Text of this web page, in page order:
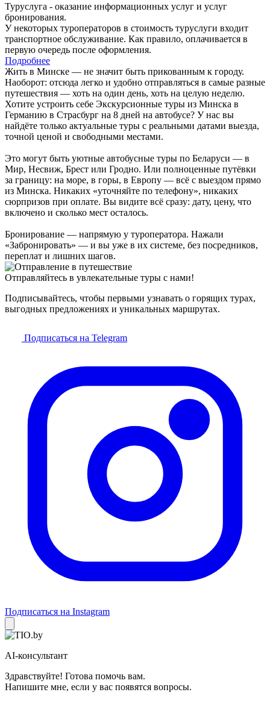
Туруслуга - оказание информационных услуг и услуг
бронирования.
У некоторых туроператоров в стоимость туруслуги входит
транспортное обслуживание. Как правило, оплачивается в
первую очередь после оформления.
Подробнее
Жить в Минске — не значит быть прикованным к городу.
Наоборот: отсюда легко и удобно отправляться в самые разные
путешествия — хоть на один день, хоть на целую неделю.
Хотите устроить себе Экскурсионные туры из Минска в
Германию в Страсбург на 8 дней на автобусе? У нас вы
найдёте только актуальные туры с реальными датами выезда,
точной ценой и свободными местами.
Это могут быть уютные автобусные туры по Беларуси — в
Мир, Несвиж, Брест или Гродно. Или полноценные путёвки
за границу: на море, в горы, в Европу — всё с выездом прямо
из Минска. Никаких «уточняйте по телефону», никаких
сюрпризов при оплате. Вы видите всё сразу: дату, цену, что
включено и сколько мест осталось.
Бронирование — напрямую у туроператора. Нажали
«Забронировать» — и вы уже в их системе, без посредников,
переплат и лишних шагов.
Отправляйтесь в увлекательные туры с нами!
Подписывайтесь, чтобы первыми узнавать о горящих турах,
выгодных предложениях и уникальных маршрутах.
Подписаться на Telegram
Подписаться на Instagram
AI-консультант
Здравствуйте! Готова помочь вам.
Напишите мне, если у вас появятся вопросы.